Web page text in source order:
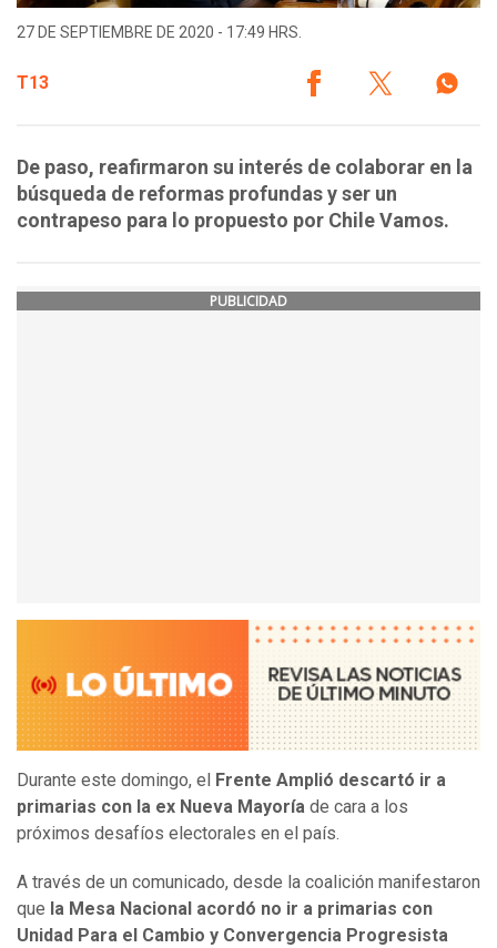
27 DE SEPTIEMBRE DE 2020 - 17:49 HRS.
T13
De paso, reafirmaron su interés de colaborar en la
búsqueda de reformas profundas y ser un
contrapeso para lo propuesto por Chile Vamos.
PUBLICIDAD
Durante este domingo, el
Frente Amplió descartó ir a
primarias con la ex Nueva Mayoría de cara a los
próximos desafíos electorales en el país.
A través de un comunicado, desde la coalición manifestaron
que la Mesa Nacional acordó no ir a primarias con
Unidad Para el Cambio y Convergencia Progresista